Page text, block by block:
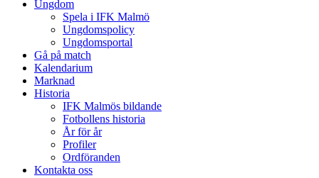
Ungdom
Spela i IFK Malmö
Ungdomspolicy
Ungdomsportal
Gå på match
Kalendarium
Marknad
Historia
IFK Malmös bildande
Fotbollens historia
År för år
Profiler
Ordföranden
Kontakta oss